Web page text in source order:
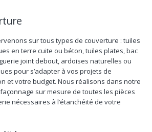
sur tous types de couverture : tuiles
en terre cuite ou béton, tuiles plates, bac
joint debout, ardoises naturelles ou
pour s’adapter à vos projets de
et votre budget. Nous réalisons dans notre
sur mesure de toutes les pièces
nécessaires à l’étanchéité de votre